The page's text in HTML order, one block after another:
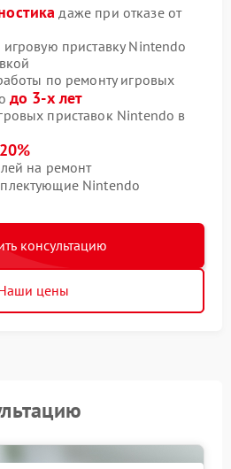
даже при отказе от
приставку Nintendo
по ремонту игровых
до 3-х лет
приставок Nintendo в
20%
на ремонт
Nintendo
консультацию
цены